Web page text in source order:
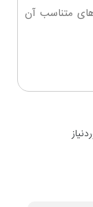
متناسب آن